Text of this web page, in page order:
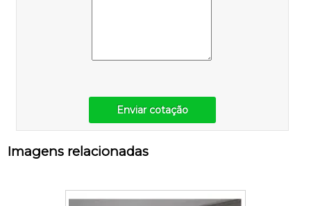
Enviar cotação
Imagens relacionadas